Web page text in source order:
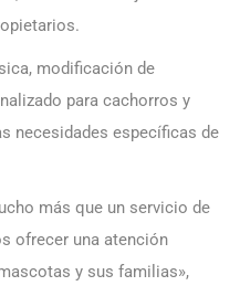
modificación de
para cachorros y
necesidades específicas de
más que un servicio de
ofrecer una atención
y sus familias»,